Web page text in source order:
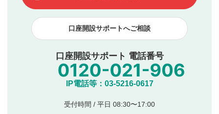
口座開設サポートへご相談
口座開設サポート 電話番号
IP電話等：03-5216-0617
受付時間 / 平日 08:30〜17:00